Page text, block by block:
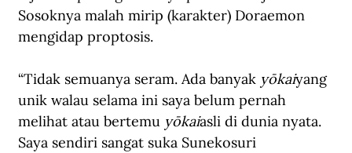
Sosoknya malah mirip (karakter) Doraemon
mengidap proptosis.
“Tidak semuanya seram. Ada banyak yōkaiyang
unik walau selama ini saya belum pernah
melihat atau bertemu yōkaiasli di dunia nyata.
Saya sendiri sangat suka Sunekosuri